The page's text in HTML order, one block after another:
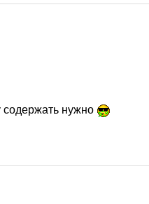
содержать нужно